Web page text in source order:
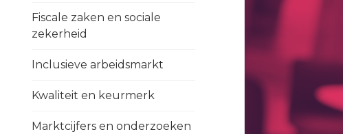
Fiscale zaken en sociale
zekerheid
Inclusieve arbeidsmarkt
Kwaliteit en keurmerk
Marktcijfers en onderzoeken